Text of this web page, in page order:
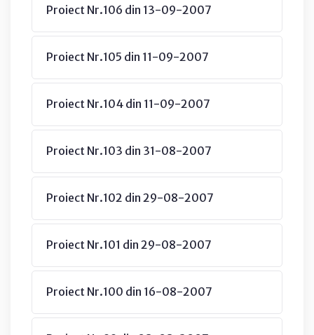
Proiect Nr.106 din 13-09-2007
Proiect Nr.105 din 11-09-2007
Proiect Nr.104 din 11-09-2007
Proiect Nr.103 din 31-08-2007
Proiect Nr.102 din 29-08-2007
Proiect Nr.101 din 29-08-2007
Proiect Nr.100 din 16-08-2007